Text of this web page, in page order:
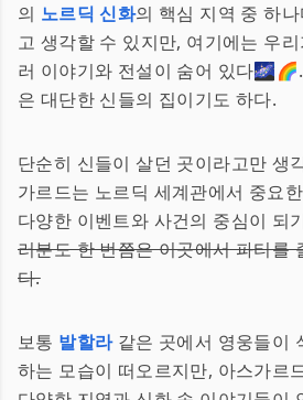
의 노르딕 신화의 핵심 지역 중 하
고 생각할 수 있지만, 여기에는 우
러 이야기와 전설이 숨어 있다
은 대단한 신들의 집이기도 하다.
단순히 신들이 살던 곳이라고만 생
가르드는 노르딕 세계관에서 중요
다양한 이벤트와 사건의 중심이 되
러분도 한 번쯤은 이곳에서 파티를
다.
보통 발할라같은 곳에서 영웅들이
하는 모습이 떠오르지만, 아스가르